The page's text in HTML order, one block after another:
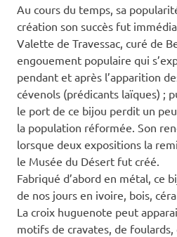
Au cours du temps, sa
création son succès fut
Valette de Travessac, curé de
engouement populaire qui
pendant et après l’apparition
cévenols (prédicants laïques) ;
le port de ce bijou perdit un
la population réformée. Son
lorsque deux expositions la
le Musée du Désert fut créé.
Fabriqué d’abord en métal, ce
de nos jours en ivoire, bois,
La croix huguenote peut
motifs de cravates, de